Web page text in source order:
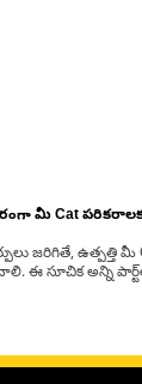
మీ Cat
ఉత్పత్తి మీ
ఈ సూచిక అన్ని